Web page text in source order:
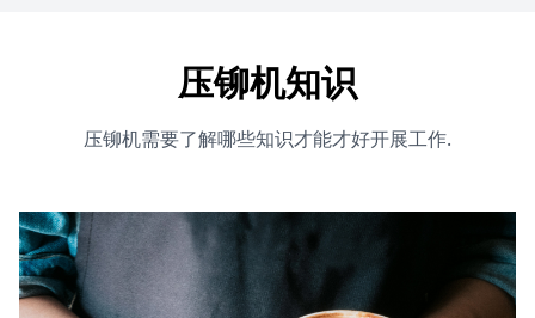
压铆机知识
压铆机需要了解哪些知识才能才好开展工作.